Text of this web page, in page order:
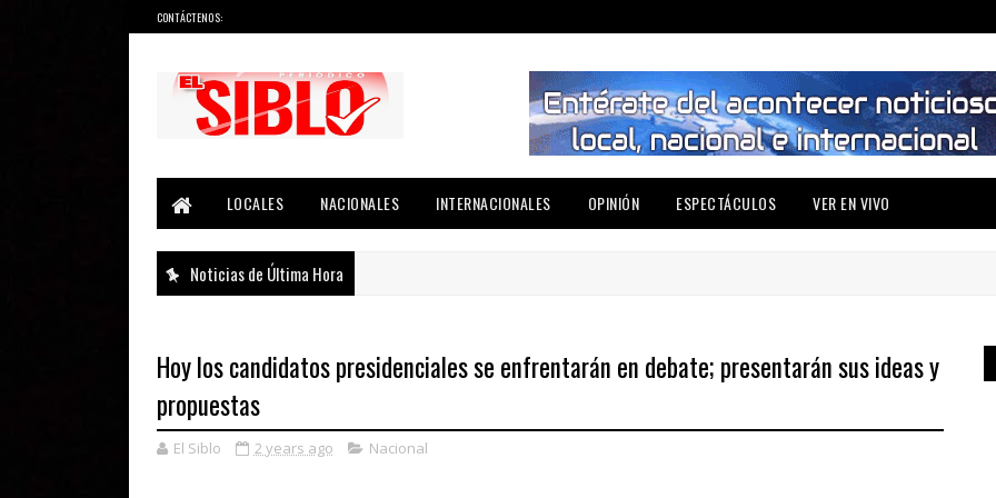
CONTÁCTENOS:
LOCALES
NACIONALES INTERNACIONALES OPINIÓN ESPECTÁCULOS VER EN VIVO
Noticias de Última Hora
Hoy los candidatos presidenciales se enfrentarán en debate; presentarán sus ideas y
propuestas
El Siblo 2 years ago Nacional